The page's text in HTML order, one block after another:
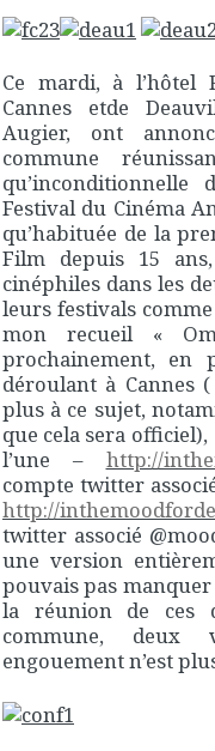
Ce mardi, à l’hôtel
Cannes etde
Augier, ont
commune
Festival du Cinéma
qu’habituée de la
Film depuis 15
cinéphiles dans les
leurs festivals
mon recueil «
prochainement, en
déroulant à Cannes
plus à ce sujet,
que cela sera
l’une – http://
compte twitter
http://
twitter associé
une version
pouvais pas manquer
la réunion de ces
commune, deux
engouement n’est